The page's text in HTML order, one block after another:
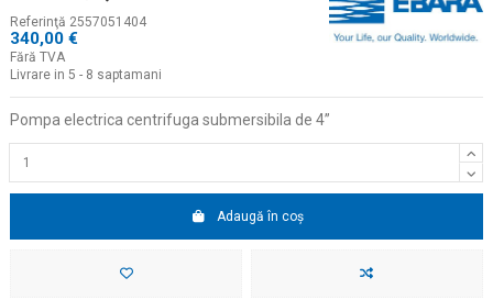
Referinţă 2557051404
340,00 €
Fără TVA
Livrare in 5 - 8 saptamani
Pompa electrica centrifuga submersibila de 4”
Adaugă în coș